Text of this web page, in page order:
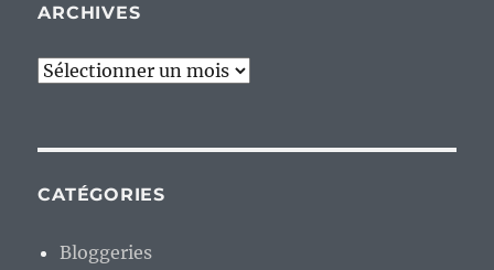
ARCHIVES
Archives
CATÉGORIES
Bloggeries